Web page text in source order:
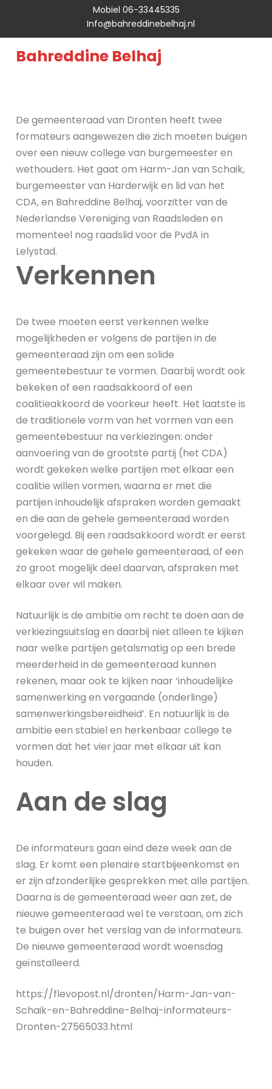
Mobiel 06-33445335
Info@bahreddinebelhaj.nl
Bahreddine Belhaj
De gemeenteraad van Dronten heeft twee
formateurs aangewezen die zich moeten buigen
over een nieuw college van burgemeester en
wethouders. Het gaat om Harm-Jan van Schaik,
burgemeester van Harderwijk en lid van het
CDA, en Bahreddine Belhaj, voorzitter van de
Nederlandse Vereniging van Raadsleden en
momenteel nog raadslid voor de PvdA in
Lelystad.
Verkennen
De twee moeten eerst verkennen welke
mogelijkheden er volgens de partijen in de
gemeenteraad zijn om een solide
gemeentebestuur te vormen. Daarbij wordt ook
bekeken of een raadsakkoord of een
coalitieakkoord de voorkeur heeft. Het laatste is
de traditionele vorm van het vormen van een
gemeentebestuur na verkiezingen: onder
aanvoering van de grootste partij (het CDA)
wordt gekeken welke partijen met elkaar een
coalitie willen vormen, waarna er met die
partijen inhoudelijk afspraken worden gemaakt
en die aan de gehele gemeenteraad worden
voorgelegd. Bij een raadsakkoord wordt er eerst
gekeken waar de gehele gemeenteraad, of een
zo groot mogelijk deel daarvan, afspraken met
elkaar over wil maken.
Natuurlijk is de ambitie om recht te doen aan de
verkiezingsuitslag en daarbij niet alleen te kijken
naar welke partijen getalsmatig op een brede
meerderheid in de gemeenteraad kunnen
rekenen, maar ook te kijken naar ‘inhoudelijke
samenwerking en vergaande (onderlinge)
samenwerkingsbereidheid’. En natuurlijk is de
ambitie een stabiel en herkenbaar college te
vormen dat het vier jaar met elkaar uit kan
houden.
Aan de slag
De informateurs gaan eind deze week aan de
slag. Er komt een plenaire startbijeenkomst en
er zijn afzonderlijke gesprekken met alle partijen.
Daarna is de gemeenteraad weer aan zet, de
nieuwe gemeenteraad wel te verstaan, om zich
te buigen over het verslag van de informateurs.
De nieuwe gemeenteraad wordt woensdag
geïnstalleerd.
https://flevopost.nl/dronten/Harm-Jan-van-
Schaik-en-Bahreddine-Belhaj-informateurs-
Dronten-27565033.html